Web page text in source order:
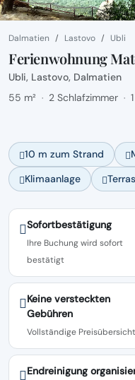
Dalmatien Lastovo Ubli
Ferienwohnung
Ubli, Lastovo, Dalmatien
55 m² · 2 Schlafzimmer ·
10 m zum Strand
Klimaanlage
Sofortbestätigung
Ihre Buchung wird sofort
bestätigt
Keine versteckten
Gebühren
Vollständige Preisübersicht
Endreinigung